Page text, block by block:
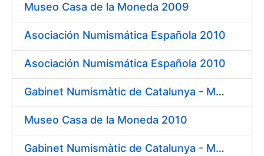
Museo Casa de la Moneda 2009
Asociación Numismática Española 2010
Asociación Numismática Española 2010
Gabinet Numismàtic de Catalunya - MNAC 2010
Museo Casa de la Moneda 2010
Gabinet Numismàtic de Catalunya - MNAC 2011